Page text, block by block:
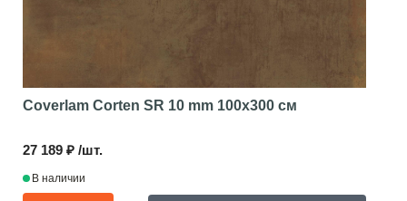
Coverlam Corten SR 10 mm 100x300 см
27 189 ₽ /шт.
В наличии